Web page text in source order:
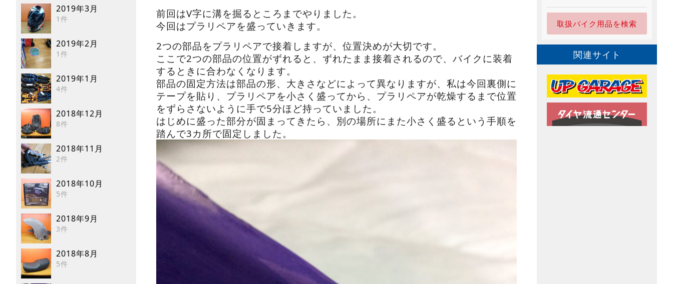
2019年3月
1件
2019年2月
1件
2019年1月
4件
2018年12月
8件
2018年11月
2件
2018年10月
5件
2018年9月
3件
2018年8月
5件
前回はV字に溝を掘るところまでやりました。
今回はプラリペアを盛っていきます。
2つの部品をプラリペアで接着しますが、位置決めが大切です。
ここで2つの部品の位置がずれると、ずれたまま接着されるので、バイクに装着
するときに合わなくなります。
部品の固定方法は部品の形、大きさなどによって異なりますが、私は今回裏側に
テープを貼り、プラリペアを小さく盛ってから、プラリペアが乾燥するまで位置
をずらさないように手で5分ほど持っていました。
はじめに盛った部分が固まってきたら、別の場所にまた小さく盛るという手順を
踏んで3カ所で固定しました。
取扱バイク用品を検索
関連サイト